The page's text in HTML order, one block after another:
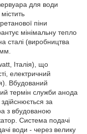
для води
піни
мінімальну тепло
сталі (виробництва
Італія), що
електричний
Вбудований
термін служби анода
за
з вбудованою
Система подачі
води - через велику